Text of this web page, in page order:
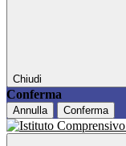
Chiudi
Conferma
Annulla Conferma